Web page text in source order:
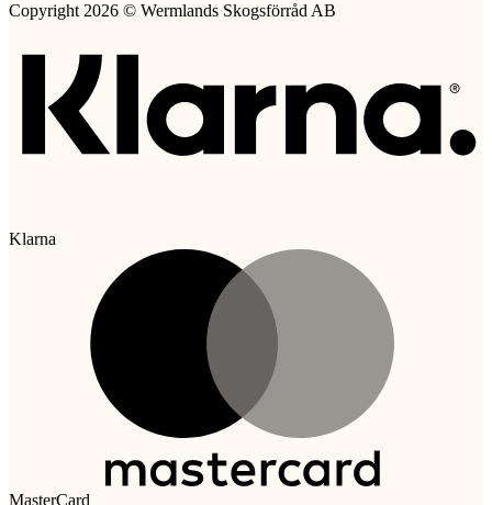
Copyright 2026 © Wermlands Skogsförråd AB
Klarna
MasterCard